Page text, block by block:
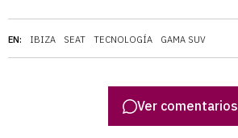
EN: IBIZA SEAT TECNOLOGÍA GAMA SUV
Ver comentarios